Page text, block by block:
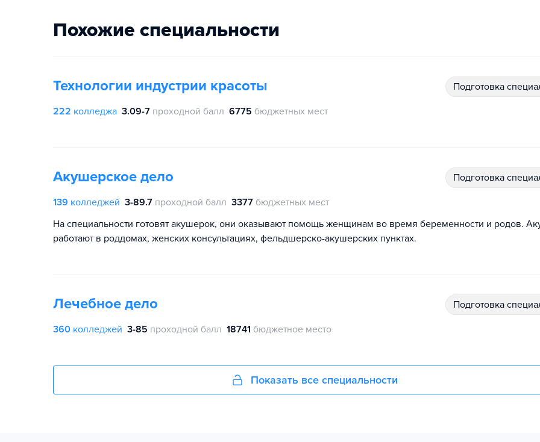
Похожие специальности
Технологии индустрии красоты подготовка
222 колледжа 3.09-7 проходной балл 6775 бюджетных мест
Акушерское дело подготовка
139 колледжей 3-89.7 проходной балл 3377 бюджетных мест
На специальности готовят акушерок, они оказывают помощь женщинам во время беременности и родов.
работают в роддомах, женских консультациях, фельдшерско-акушерских пунктах.
Лечебное дело подготовка
360 колледжей 3-85 проходной балл 18741 бюджетное место
Показать все специальности